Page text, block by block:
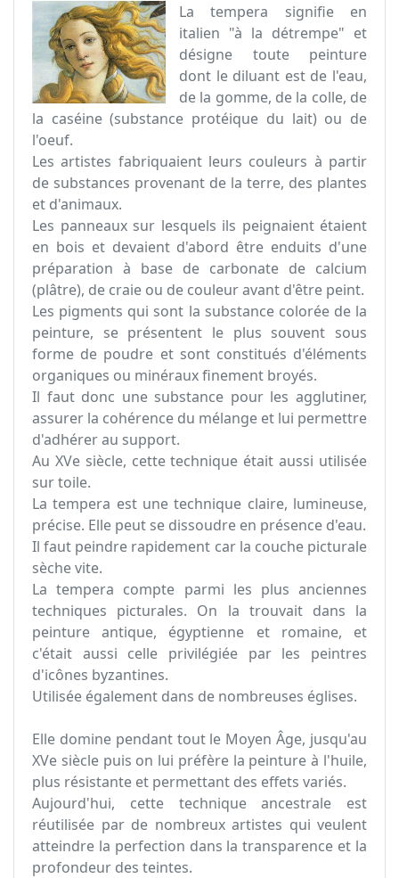
La tempera signifie en
italien "à la détrempe" et
désigne toute peinture
dont le diluant est de l'eau,
de la gomme, de la colle, de
la caséine (substance protéique du lait) ou de
l'oeuf.
Les artistes fabriquaient leurs couleurs à partir
de substances provenant de la terre, des plantes
et d'animaux.
Les panneaux sur lesquels ils peignaient étaient
en bois et devaient d'abord être enduits d'une
préparation à base de carbonate de calcium
(plâtre), de craie ou de couleur avant d'être peint.
Les pigments qui sont la substance colorée de la
peinture, se présentent le plus souvent sous
forme de poudre et sont constitués d'éléments
organiques ou minéraux finement broyés.
Il faut donc une substance pour les agglutiner,
assurer la cohérence du mélange et lui permettre
d'adhérer au support.
Au XVe siècle, cette technique était aussi utilisée
sur toile.
La tempera est une technique claire, lumineuse,
précise. Elle peut se dissoudre en présence d'eau.
Il faut peindre rapidement car la couche picturale
sèche vite.
La tempera compte parmi les plus anciennes
techniques picturales. On la trouvait dans la
peinture antique, égyptienne et romaine, et
c'était aussi celle privilégiée par les peintres
d'icônes byzantines.
Utilisée également dans de nombreuses églises.
Elle domine pendant tout le Moyen Âge, jusqu'au
XVe siècle puis on lui préfère la peinture à l'huile,
plus résistante et permettant des effets variés.
Aujourd'hui, cette technique ancestrale est
réutilisée par de nombreux artistes qui veulent
atteindre la perfection dans la transparence et la
profondeur des teintes.